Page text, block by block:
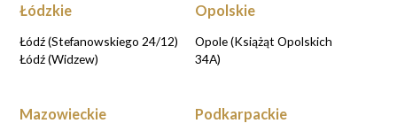
Łódzkie
Łódź (Stefanowskiego 24/12)
Łódź (Widzew)
Opolskie
Opole (Książąt Opolskich
34A)
Mazowieckie Podkarpackie